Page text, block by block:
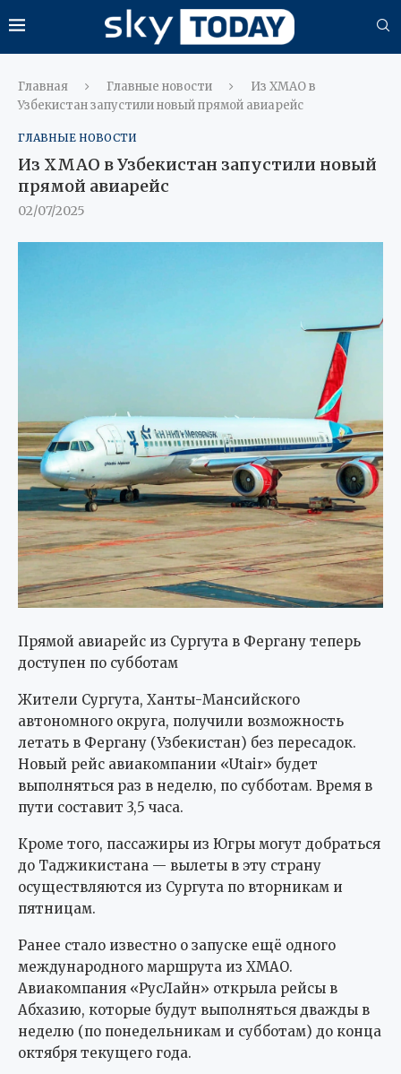
Главная Главные новости
Из ХМАО в
Узбекистан запустили новый прямой авиарейс
ГЛАВНЫЕ НОВОСТИ
Из ХМАО в Узбекистан запустили новый
прямой авиарейс
02/07/2025
Прямой авиарейс из Сургута в Фергану теперь
доступен по субботам
Жители Сургута, Ханты-Мансийского
автономного округа, получили возможность
летать в Фергану (Узбекистан) без пересадок.
Новый рейс авиакомпании «Utair» будет
выполняться раз в неделю, по субботам. Время в
пути составит 3,5 часа.
Кроме того, пассажиры из Югры могут добраться
до Таджикистана — вылеты в эту страну
осуществляются из Сургута по вторникам и
пятницам.
Ранее стало известно о запуске ещё одного
международного маршрута из ХМАО.
Авиакомпания «РусЛайн» открыла рейсы в
Абхазию, которые будут выполняться дважды в
неделю (по понедельникам и субботам) до конца
октября текущего года.